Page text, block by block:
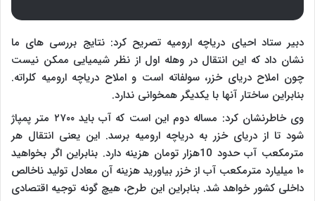
دبیر ستاد احیای دریاچه ارومیه تصریح کرد: نتایج بررسی های ما
نشان داد که این انتقال در وهله اول از نظر شیمیایی ممکن نیست
چون املاح دریای خزر، سولفاته است و املاح دریاچه ارومیه کلراته.
بنابراین ساختار آنها با یکدیگر همخوانی ندارد.
وی خاطرنشان کرد: مساله دوم این است که آب باید ۲۷۰۰ متر پمپاژ
شود تا از دریای خزر به دریاچه ارومیه برسد. این یعنی انتقال هر
مترمکعب آب حدود 10هزار تومان هزینه دارد. بنابراین اگر بخواهید
۱۰ میلیارد مترمکعب آب از خزر بیاورید هزینه آن معادل تولید ناخالص
داخلی کشور خواهد شد. بنابراین این طرح، هیچ گونه توجیه اقتصادی